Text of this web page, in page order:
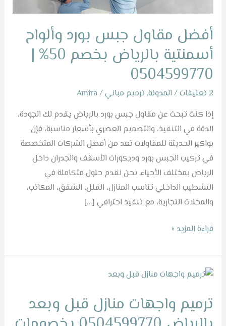
أفضل مقاول جبس بورد وألواح
أسمنتية بالرياض بخصم 50% |
0504599770
2 تعليقات / المدونة, ترميم مباني/
Amira
إذا كنت تبحث عن مقاول جبس بورد بالرياض يقدم لك الجودة،
الدقة في التنفيذ، والتصميم العصري بأسعار مناسبة، فإن
بواكير الحديثة للمقاولات تعد من أفضل الشركات المتخصصة
في تركيب الجبس بورد وديكورات الأسقف والجدران داخل
الرياض بمختلف الأحياء. نحن نقدم حلول متكاملة في
التشطيب الداخلي تناسب المنازل، الفلل، الشقق، المكاتب،
والمحلات التجارية، مع تنفيذ احترافي […]
بخصم
50%
|
0504599770
قراءة المزيد »
ترميم واجهات منازل قبل وبعد
ترميم
منازل
قبل